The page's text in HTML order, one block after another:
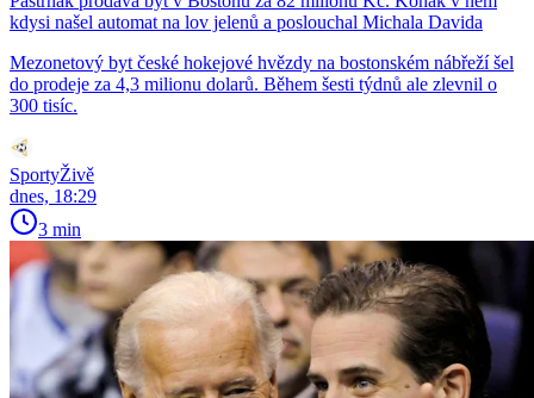
kdysi našel automat na lov jelenů a poslouchal Michala Davida
Mezonetový byt české hokejové hvězdy na bostonském nábřeží šel
do prodeje za 4,3 milionu dolarů. Během šesti týdnů ale zlevnil o
300 tisíc.
SportyŽivě
dnes, 18:29
3 min